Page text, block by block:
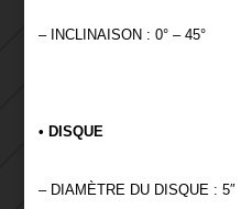
– INCLINAISON : 0° – 45°
• DISQUE
– DIAMÈTRE DU DISQUE : 5″